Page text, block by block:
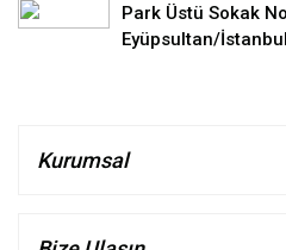
Park Üstü Sokak
Eyüpsultan/İstanbul
Kurumsal